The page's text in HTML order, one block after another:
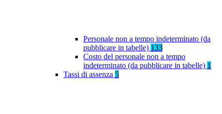
Personale non a tempo indeterminato (da
pubblicare in tabelle) 133
Costo del personale non a tempo
indeterminato (da pubblicare in tabelle) 1
Tassi di assenza 5